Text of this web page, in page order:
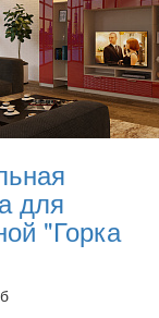
для
"Горка